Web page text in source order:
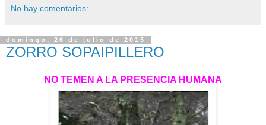
No hay comentarios:
domingo, 26 de julio de 2015
ZORRO SOPAIPILLERO
NO TEMEN A LA PRESENCIA HUMANA